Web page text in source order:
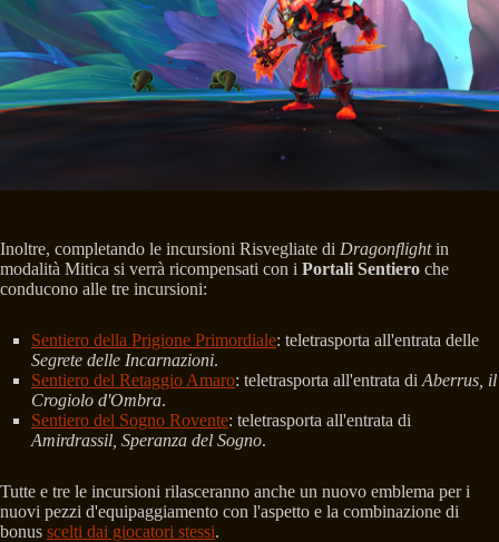
Inoltre, completando le incursioni Risvegliate di Dragonflightin
modalità Mitica si verrà ricompensati con i Portali Sentiero che
conducono alle tre incursioni:
Sentiero della Prigione Primordiale: teletrasporta all'entrata delle
Segrete delle Incarnazioni.
Sentiero del Retaggio Amaro: teletrasporta all'entrata di Aberrus, il
Crogiolo d'Ombra.
Sentiero del Sogno Rovente: teletrasporta all'entrata di
Amirdrassil, Speranza del Sogno.
Tutte e tre le incursioni rilasceranno anche un nuovo emblema per i
nuovi pezzi d'equipaggiamento con l'aspetto e la combinazione di
bonus scelti dai giocatori stessi.